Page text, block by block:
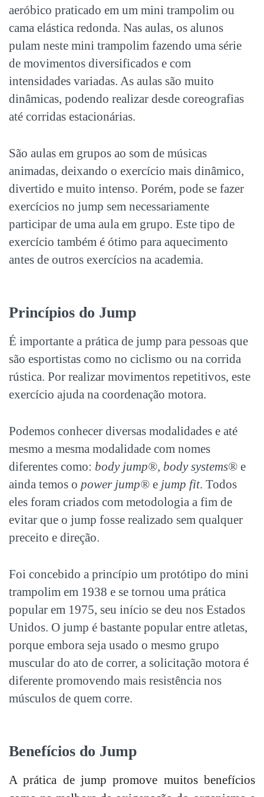
aeróbico praticado em um mini trampolim ou
cama elástica redonda. Nas aulas, os alunos
pulam neste mini trampolim fazendo uma série
de movimentos diversificados e com
intensidades variadas. As aulas são muito
dinâmicas, podendo realizar desde coreografias
até corridas estacionárias.
São aulas em grupos ao som de músicas
animadas, deixando o exercício mais dinâmico,
divertido e muito intenso. Porém, pode se fazer
exercícios no jump sem necessariamente
participar de uma aula em grupo. Este tipo de
exercício também é ótimo para aquecimento
antes de outros exercícios na academia.
Princípios do Jump
É importante a prática de jump para pessoas que
são esportistas como no ciclismo ou na corrida
rústica. Por realizar movimentos repetitivos, este
exercício ajuda na coordenação motora.
Podemos conhecer diversas modalidades e até
mesmo a mesma modalidade com nomes
diferentes como: body jump®, body systems® e
ainda temos o power jump® e jump fit. Todos
eles foram criados com metodologia a fim de
evitar que o jump fosse realizado sem qualquer
preceito e direção.
Foi concebido a princípio um protótipo do mini
trampolim em 1938 e se tornou uma prática
popular em 1975, seu início se deu nos Estados
Unidos. O jump é bastante popular entre atletas,
porque embora seja usado o mesmo grupo
muscular do ato de correr, a solicitação motora é
diferente promovendo mais resistência nos
músculos de quem corre.
Benefícios do Jump
A prática de jump promove muitos benefícios